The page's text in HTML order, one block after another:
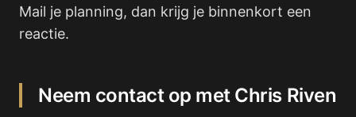
Mail je planning, dan krijg je binnenkort een
reactie.
Neem contact op met Chris Riven